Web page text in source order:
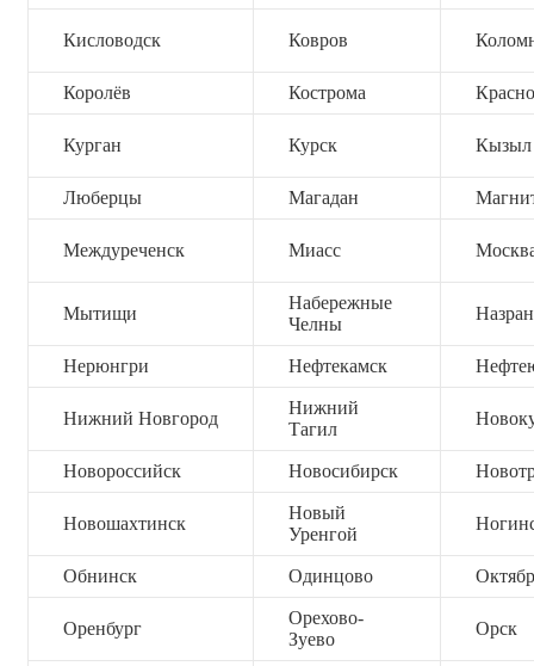
Кисловодск Ковров
Королёв Кострома
Курган Курск Кызыл
Люберцы Магадан
Междуреченск Миасс
Мытищи
Набережные
Челны
Нерюнгри Нефтекамск
Нижний Новгород
Нижний
Тагил
Новороссийск Новосибирск
Новошахтинск
Новый
Уренгой
Обнинск Одинцово
Оренбург
Орехово-
Зуево
Орск